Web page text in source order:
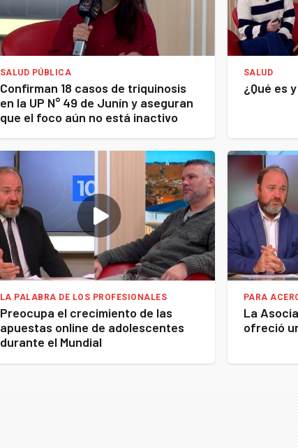
SALUD PÚBLICA
Confirman 18 casos de triquinosis
en la UP N° 49 de Junín y aseguran
que el foco aún no está inactivo
SALUD
¿Qué es
LA PALABRA DE LOS PROFESIONALES
Preocupa el crecimiento de las
apuestas online de adolescentes
durante el Mundial
PARA
La
ofreció